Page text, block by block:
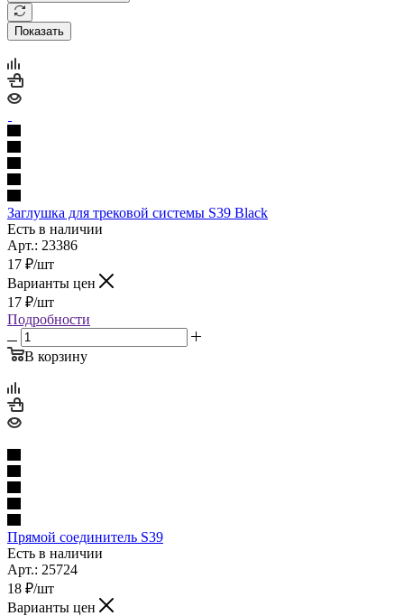
Показать
Заглушка для трековой системы S39 Black
Есть в наличии
Арт.: 23386
17 ₽/шт
Варианты цен
17 ₽/шт
Подробности
В корзину
Прямой соединитель S39
Есть в наличии
Арт.: 25724
18 ₽/шт
Варианты цен